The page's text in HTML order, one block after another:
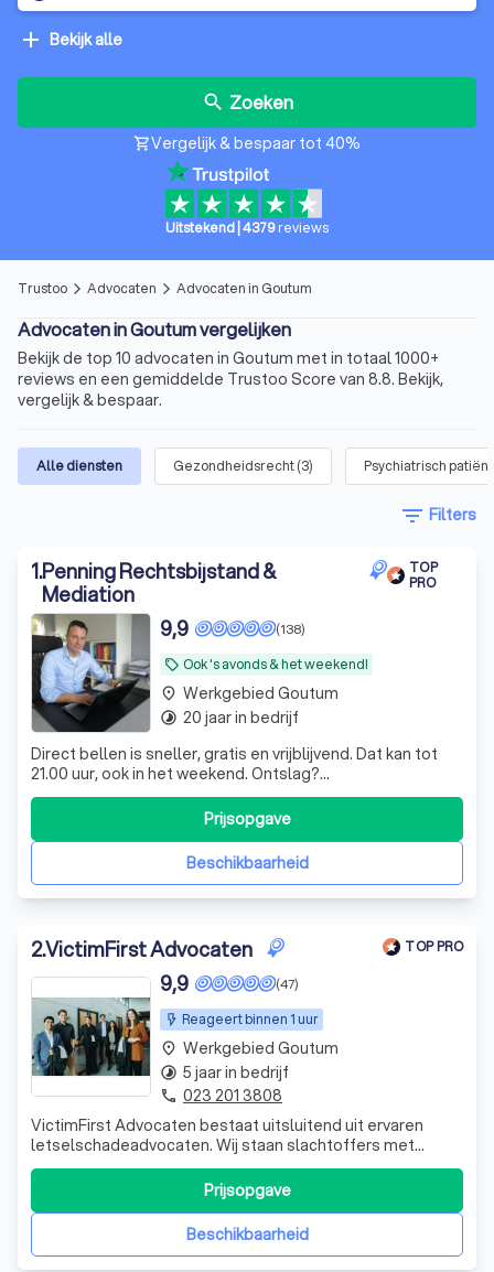
add Bekijk alle
search Zoeken
shopping_cartVergelijk & bespaar tot 40%
Uitstekend 4379reviews
Trustoo arrow_forward_ios Advocaten arrow_forward_ios Advocaten in Goutum
Advocaten in Goutum vergelijken
Bekijk de top 10 advocaten in Goutum met in totaal 1000+
reviews en een gemiddelde Trustoo Score van 8.8. Bekijk,
vergelijk & bespaar.
Alle diensten Gezondheidsrecht(3) Psychiatrisch
filter_list Filters
1.Penning Rechtsbijstand &
Mediation
TOP
PRO
local_offer Ook 's avonds & het weekend!
(138)
9,9
Direct bellen is sneller, gratis en vrijblijvend. Dat kan tot
21.00 uur, ook in het weekend. Ontslag?
Vaststellingsovereenkomst (VSO) beoordelen? Bel
Beschikbaarheid
Prijsopgave
place Werkgebied Goutum
timelapse 20 jaar in bedrijf
2.VictimFirst Advocaten TOP PRO
Reageert binnen 1 uur
(47)
9,9
VictimFirst Advocaten bestaat uitsluitend uit ervaren
letselschadeadvocaten. Wij staan slachtoffers met
ernstig letsel bij.
Beschikbaarheid
Prijsopgave
place Werkgebied Goutum
timelapse 5 jaar in bedrijf
phone 023 201 3808